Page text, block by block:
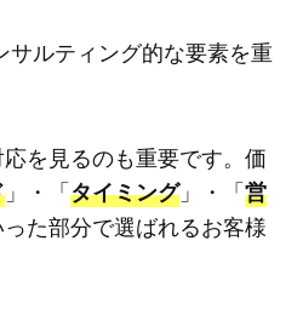
ルティング的な要素を重
を見るのも重要です。価
」・「タイミング」・「営
た部分で選ばれるお客様